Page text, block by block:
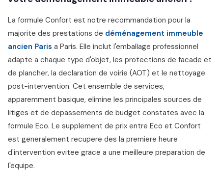
La formule Confort est notre recommandation pour la
majorite des prestations de déménagement immeuble
ancien Paris a Paris. Elle inclut l'emballage professionnel
adapte a chaque type d'objet, les protections de facade et
de plancher, la declaration de voirie (AOT) et le nettoyage
post-intervention. Cet ensemble de services,
apparemment basique, elimine les principales sources de
litiges et de depassements de budget constates avec la
formule Eco. Le supplement de prix entre Eco et Confort
est generalement recupere des la premiere heure
d'intervention evitee grace a une meilleure preparation de
l'equipe.